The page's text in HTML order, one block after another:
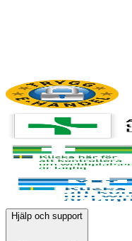
Hjälp och support